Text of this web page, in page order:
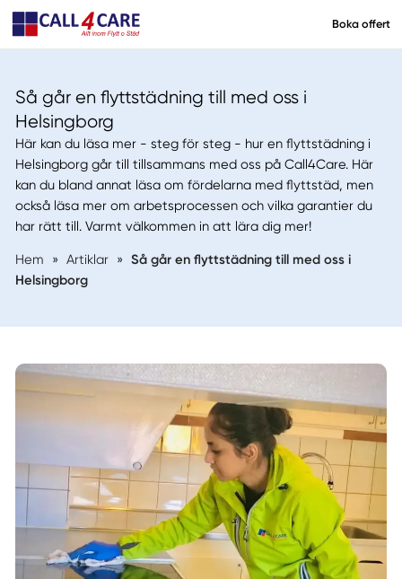
Boka offert
Så går en flyttstädning till med oss i
Helsingborg
Här kan du läsa mer - steg för steg - hur en flyttstädning i
Helsingborg går till tillsammans med oss på Call4Care. Här
kan du bland annat läsa om fördelarna med flyttstäd, men
också läsa mer om arbetsprocessen och vilka garantier du
har rätt till. Varmt välkommen in att lära dig mer!
Hem » Artiklar » Så går en flyttstädning till med oss i
Helsingborg